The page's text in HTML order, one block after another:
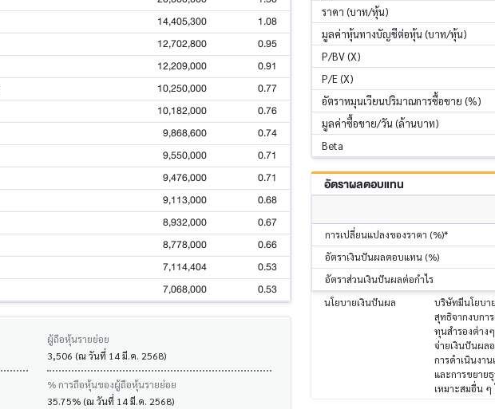
14,405,300 1.08
12,702,800 0.95
12,209,000 0.91
10,250,000 0.77
10,182,000 0.76
9,868,600 0.74
9,550,000 0.71
9,476,000 0.71
9,113,000 0.68
8,932,000 0.67
8,778,000 0.66
7,114,404 0.53
7,068,000 0.53
ผู้ถือหุ้นรายย่อย
3,506 (ณ วันที่ 14 มี.ค. 2568)
% การถือหุ้นของผู้ถือหุ้นรายย่อย
35.75% (ณ วันที่ 14 มี.ค. 2568)
ราคา (บาท/หุ้น)
มูลค่าหุ้นทางบัญชีต่อหุ้น (บาท/หุ้น)
P/BV (X)
P/E (X)
อัตราหมุนเวียนปริมาณการซื้อขาย (%)
มูลค่าซื้อขาย/วัน (ล้านบาท)
Beta
อัตราผลตอบแทน
การเปลี่ยนแปลงของราคา (%)*
อัตราเงินปันผลตอบแทน (%)
อัตราส่วนเงินปันผลต่อกำไร
นโยบายเงินปันผล
บริษัทมีนโยบา
สุทธิจากงบกา
ทุนสำรองต่าง
จ่ายเงินปันผล
การดำเนินงา
และการขยาย
เหมาะสมอื่น